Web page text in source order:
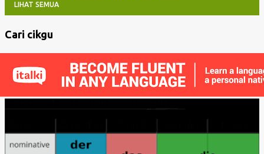
LIHAT SEMUA
a
Cari cikgu